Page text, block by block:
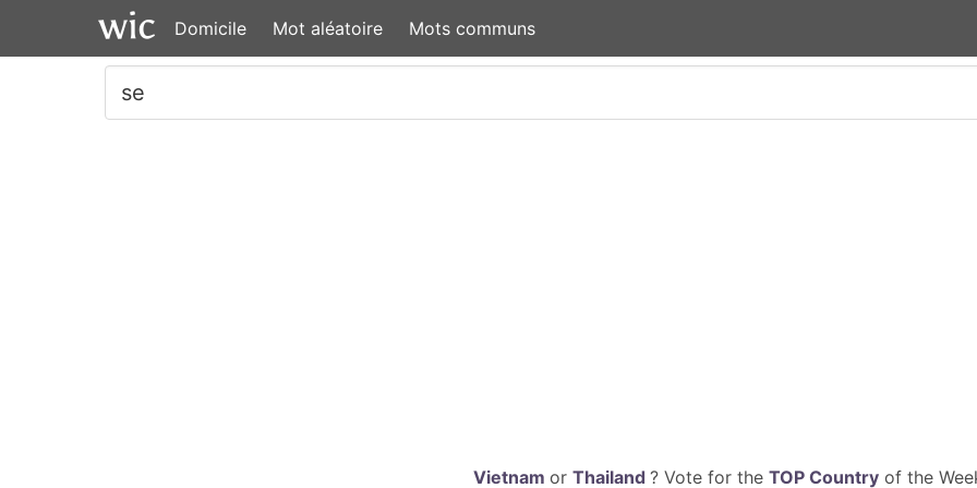
Domicile Mot aléatoire Mots communs
Vietnam or Thailand ? Vote for the TOP Countryof the